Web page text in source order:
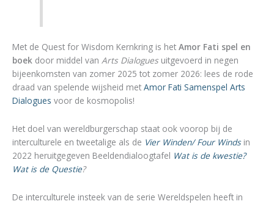
Met de Quest for Wisdom Kernkring is het Amor Fati spel en
boek door middel van Arts Dialoguesuitgevoerd in negen
bijeenkomsten van zomer 2025 tot zomer 2026: lees de rode
draad van spelende wijsheid met Amor Fati Samenspel Arts
Dialogues voor de kosmopolis!
Het doel van wereldburgerschap staat ook voorop bij de
interculturele en tweetalige als de Vier Winden/ Four Winds in
2022 heruitgegeven Beeldendialoogtafel Wat is de kwestie?
Wat is de Questie?
De interculturele insteek van de serie Wereldspelen heeft in